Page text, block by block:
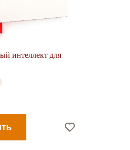
интеллект для